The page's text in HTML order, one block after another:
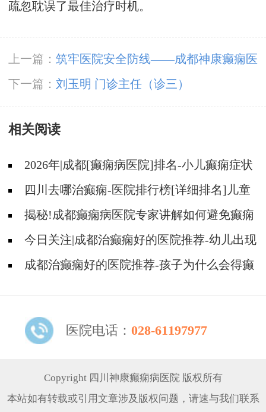
疏忽耽误了最佳治疗时机。
上一篇： 筑牢医院安全防线——成都神康癫痫医
院消防安全培训纪实
下一篇： 刘玉明 门诊主任（诊三）
相关阅读
2026年|成都[癫痫病医院]排名-小儿癫痫症状
是什么?
四川去哪治癫痫-医院排行榜[详细排名]儿童
癫痫治疗要注意什么?
揭秘!成都癫痫病医院专家讲解如何避免癫痫
病的遗传给孩子?
今日关注|成都治癫痫好的医院推荐-幼儿出现
哪些表现可能是癫痫?
成都治癫痫好的医院推荐-孩子为什么会得癫
医院电话： 028-61197977
Copyright 四川神康癫痫病医院 版权所有
本站如有转载或引用文章涉及版权问题，请速与我们联系